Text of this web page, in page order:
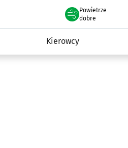
Powietrze
we Wrocławiu
dobre
Kierowcy